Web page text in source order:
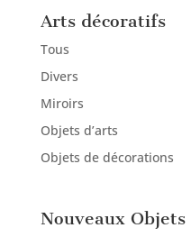
Arts décoratifs
Tous
Divers
Miroirs
Objets d’arts
Objets de décorations
Nouveaux Objets